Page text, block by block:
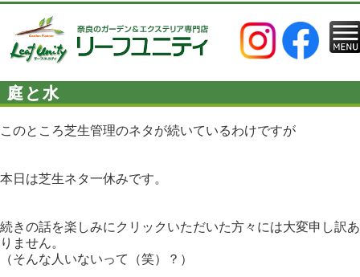
庭と水
このところ芝生管理のネタが続いているわけですが
本日は芝生ネタ一休みです。
続きの話を楽しみにクリックいただいた方々には大変申し訳あ
りません。
（そんな人いないって（笑）？）